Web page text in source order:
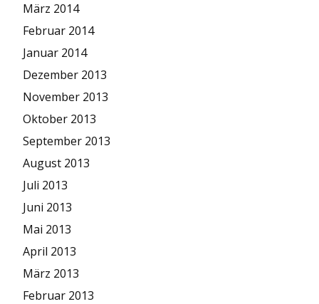
März 2014
Februar 2014
Januar 2014
Dezember 2013
November 2013
Oktober 2013
September 2013
August 2013
Juli 2013
Juni 2013
Mai 2013
April 2013
März 2013
Februar 2013